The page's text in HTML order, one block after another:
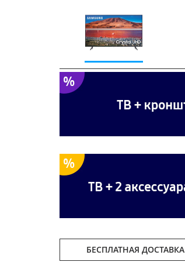
Previous
БЕСПЛАТНАЯ ДОСТАВКА